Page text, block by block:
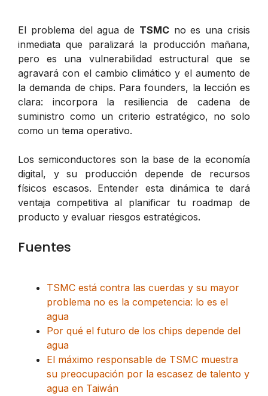
El problema del agua de TSMCno es una crisis
inmediata que paralizará la producción mañana,
pero es una vulnerabilidad estructural que se
agravará con el cambio climático y el aumento de
la demanda de chips. Para founders, la lección es
clara: incorpora la resiliencia de cadena de
suministro como un criterio estratégico, no solo
como un tema operativo.
Los semiconductores son la base de la economía
digital, y su producción depende de recursos
físicos escasos. Entender esta dinámica te dará
ventaja competitiva al planificar tu roadmap de
producto y evaluar riesgos estratégicos.
Fuentes
TSMC está contra las cuerdas y su mayor
problema no es la competencia: lo es el
agua
Por qué el futuro de los chips depende del
agua
El máximo responsable de TSMC muestra
su preocupación por la escasez de talento y
agua en Taiwán